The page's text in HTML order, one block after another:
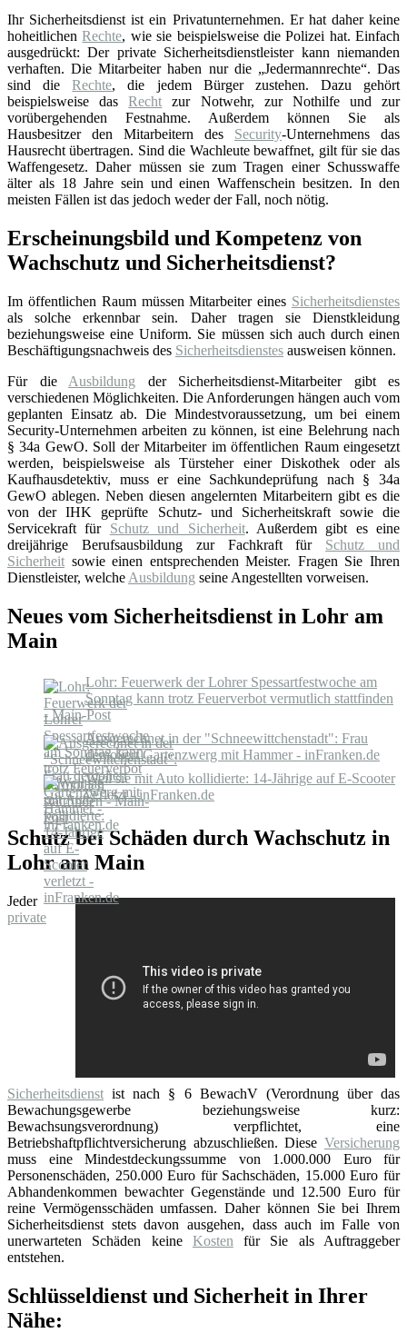
Ihr Sicherheitsdienst ist ein Privatunternehmen. Er hat daher keine
hoheitlichenRechte, wie sie beispielsweise die Polizei hat. Einfach
ausgedrückt: Der private Sicherheitsdienstleister kann niemanden
verhaften. Die Mitarbeiter haben nur die „Jedermannrechte“. Das
sind dieRechte, die jedem Bürger zustehen. Dazu gehört
beispielsweise dasRecht zur Notwehr, zur Nothilfe und zur
vorübergehenden Festnahme. Außerdem können Sie als
Hausbesitzer den Mitarbeitern des Security-Unternehmens das
Hausrecht übertragen. Sind die Wachleute bewaffnet, gilt für sie das
Waffengesetz. Daher müssen sie zum Tragen einer Schusswaffe
älter als 18 Jahre sein und einen Waffenschein besitzen. In den
meisten Fällen ist das jedoch weder der Fall, noch nötig.
Erscheinungsbild und Kompetenz von
Wachschutz und Sicherheitsdienst?
Im öffentlichen Raum müssen Mitarbeiter eines Sicherheitsdienstes
als solche erkennbar sein. Daher tragen sie Dienstkleidung
beziehungsweise eine Uniform. Sie müssen sich auch durch einen
Beschäftigungsnachweis des Sicherheitsdienstes ausweisen können.
Für die Ausbildung der Sicherheitsdienst-Mitarbeiter gibt es
verschiedenen Möglichkeiten. Die Anforderungen hängen auch vom
geplanten Einsatz ab. Die Mindestvoraussetzung, um bei einem
Security-Unternehmen arbeiten zu können, ist eine Belehrung nach
§ 34a GewO. Soll der Mitarbeiter im öffentlichen Raum eingesetzt
werden, beispielsweise als Türsteher einer Diskothek oder als
Kaufhausdetektiv, muss er eine Sachkundeprüfung nach § 34a
GewO ablegen. Neben diesen angelernten Mitarbeitern gibt es die
von der IHK geprüfte Schutz- und Sicherheitskraft sowie die
Servicekraft für Schutz und Sicherheit. Außerdem gibt es eine
dreijährige Berufsausbildung zur Fachkraft für Schutz und
Sicherheit sowie einen entsprechenden Meister. Fragen Sie Ihren
Dienstleister, welche Ausbildung seine Angestellten vorweisen.
Neues vom Sicherheitsdienst in Lohr am
Main
Lohr: Feuerwerk der Lohrer Spessartfestwoche am
Sonntag kann trotz Feuerverbot vermutlich stattfinden
- Main-Post
Ausgerechnet in der "Schneewittchenstadt": Frau
demoliert Gartenzwerg mit Hammer - inFranken.de
Weil sie mit Auto kollidierte: 14-Jährige auf E-Scooter
verletzt - inFranken.de
Schutz bei Schäden durch Wachschutz in
Lohr am Main
Jeder
private
Sicherheitsdienst ist nach § 6 BewachV (Verordnung über das
Bewachungsgewerbe beziehungsweise kurz:
Bewachsungsverordnung) verpflichtet, eine
Betriebshaftpflichtversicherung abzuschließen. Diese Versicherung
muss eine Mindestdeckungssumme von 1.000.000 Euro für
Personenschäden, 250.000 Euro für Sachschäden, 15.000 Euro für
Abhandenkommen bewachter Gegenstände und 12.500 Euro für
reine Vermögensschäden umfassen. Daher können Sie bei Ihrem
Sicherheitsdienst stets davon ausgehen, dass auch im Falle von
unerwarteten Schäden keine Kosten für Sie als Auftraggeber
entstehen.
Schlüsseldienst und Sicherheit in Ihrer
Nähe: